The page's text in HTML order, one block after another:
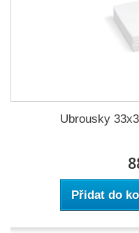
Ubrousky
Přidat do